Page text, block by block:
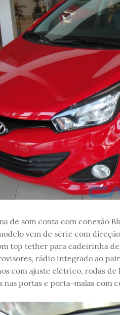
de som conta com conexão
vem de série com
top tether para cadeirinha
rádio integrado ao
com ajuste elétrico, rodas de
nas portas e porta-malas com